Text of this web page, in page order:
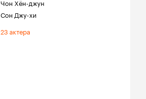
Чон Хён-джун
Сон Джу-хи
23 актера